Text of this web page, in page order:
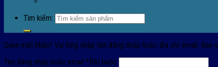
Tìm kiếm:
Quên mật khẩu? Vui lòng nhập tên đăng nhập hoặc địa chỉ email.
Tên đăng nhập hoặc email *Bắt buộc